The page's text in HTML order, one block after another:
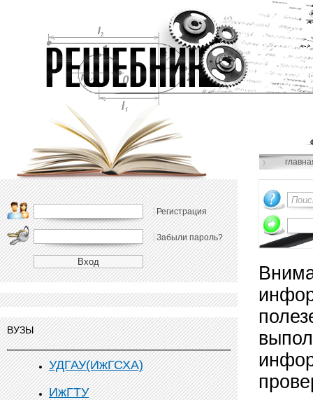
Регистрация
Забыли пароль?
ВУЗЫ
УДГАУ(ИжГСХА)
ИжГТУ